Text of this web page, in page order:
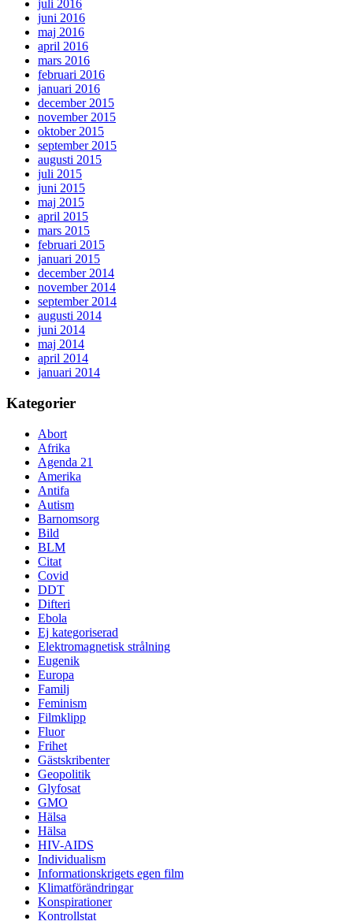
juli 2016
juni 2016
maj 2016
april 2016
mars 2016
februari 2016
januari 2016
december 2015
november 2015
oktober 2015
september 2015
augusti 2015
juli 2015
juni 2015
maj 2015
april 2015
mars 2015
februari 2015
januari 2015
december 2014
november 2014
september 2014
augusti 2014
juni 2014
maj 2014
april 2014
januari 2014
Kategorier
Abort
Afrika
Agenda 21
Amerika
Antifa
Autism
Barnomsorg
Bild
BLM
Citat
Covid
DDT
Difteri
Ebola
Ej kategoriserad
Elektromagnetisk strålning
Eugenik
Europa
Familj
Feminism
Filmklipp
Fluor
Frihet
Gästskribenter
Geopolitik
Glyfosat
GMO
Hälsa
Hälsa
HIV-AIDS
Individualism
Informationskrigets egen film
Klimatförändringar
Konspirationer
Kontrollstat